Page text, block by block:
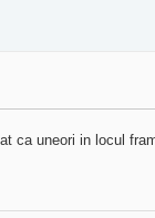
ca uneori in locul